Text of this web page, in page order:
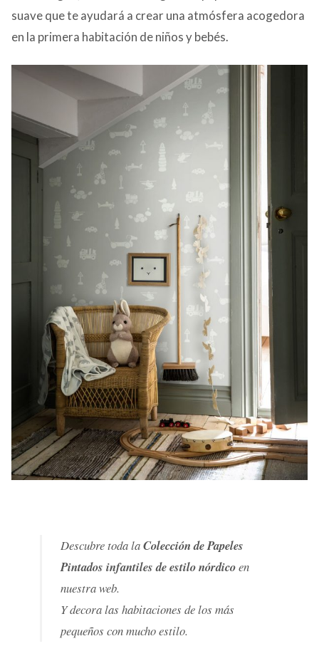
suave que te ayudará a crear una atmósfera acogedora
en la primera habitación de niños y bebés.
Descubre toda laColección de Papeles
Pintados infantiles de estilo nórdicoen
nuestra web.
Y decora las habitaciones de los más
pequeños con mucho estilo.